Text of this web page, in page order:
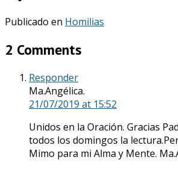
Publicado en Homilias
2 Comments
Responder
Ma.Angélica.
21/07/2019 at 15:52
Unidos en la Oración. Gracias
todos los domingos la
Mimo para mi Alma y Mente.